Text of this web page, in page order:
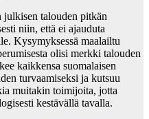
julkisen talouden pitkän
niin, että ei ajauduta
Kysymyksessä maalailtu
olisi merkki talouden
kaikkensa suomalaisen
turvaamiseksi ja kutsuu
muitakin toimijoita, jotta
kestävällä tavalla.